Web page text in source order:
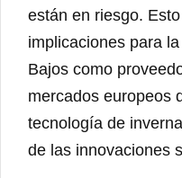
están en riesgo.
implicaciones para
Bajos como
mercados europeos
tecnología de
de las innovaciones